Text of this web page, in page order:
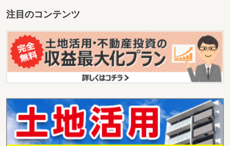
注目のコンテンツ